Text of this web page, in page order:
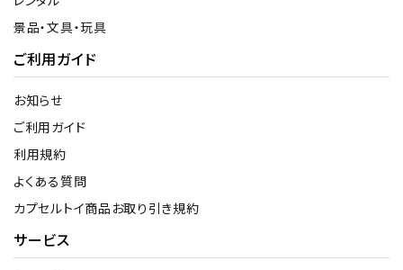
景品・文具・玩具
ご利用ガイド
お知らせ
ご利用ガイド
利用規約
よくある質問
カプセルトイ商品お取り引き規約
サービス